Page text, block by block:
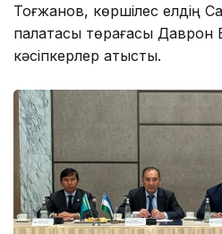
Тоғжанов, көршілес елдің
палатасы төрағасы Даврон
кәсіпкерлер қатысты.